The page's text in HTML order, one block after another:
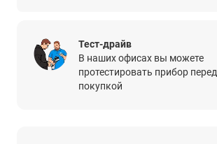
Тест-драйв
В наших офисах вы можете
протестировать прибор перед
покупкой